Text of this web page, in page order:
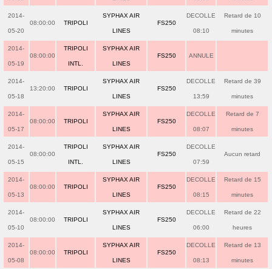
2014-
05-20
08:00:00 TRIPOLI
SYPHAX AIR
LINES
FS250
DECOLLE
08:10
Retard de 10
minutes
2014-
05-19
08:00:00
TRIPOLI
INTL.
SYPHAX AIR
LINES
FS250 ANNULE
2014-
05-18
13:20:00 TRIPOLI
SYPHAX AIR
LINES
FS250
DECOLLE
13:59
Retard de 39
minutes
2014-
05-17
08:00:00 TRIPOLI
SYPHAX AIR
LINES
FS250
DECOLLE
08:07
Retard de 7
minutes
2014-
05-15
08:00:00
TRIPOLI
INTL.
SYPHAX AIR
LINES
FS250
DECOLLE
07:59
Aucun retard
2014-
05-13
08:00:00 TRIPOLI
SYPHAX AIR
LINES
FS250
DECOLLE
08:15
Retard de 15
minutes
2014-
05-10
08:00:00 TRIPOLI
SYPHAX AIR
LINES
FS250
DECOLLE
06:00
Retard de 22
heures
2014-
05-08
08:00:00 TRIPOLI
SYPHAX AIR
LINES
FS250
DECOLLE
08:13
Retard de 13
minutes